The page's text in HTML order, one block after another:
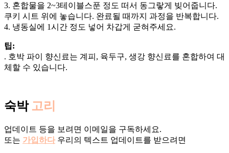
3. 혼합물을 2~3테이블스푼 정도 떠서 동그랗게 빚어줍니다.
쿠키 시트 위에 놓습니다. 완료될 때까지 과정을 반복합니다.
4. 냉동실에 1시간 정도 넣어 차갑게 굳혀주세요.
팁:
. 호박 파이 향신료는 계피, 육두구, 생강 향신료를 혼합하여 대
체할 수 있습니다.
숙박 고리
업데이트 등을 보려면 이메일을 구독하세요.
또는 가입하다우리의 텍스트 업데이트를 받으려면